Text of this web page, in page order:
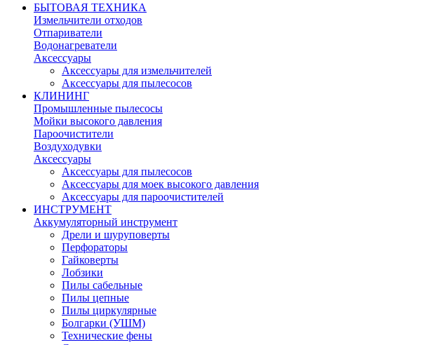
БЫТОВАЯ ТЕХНИКА
Измельчители отходов
Отпариватели
Водонагреватели
Аксессуары
Аксессуары для измельчителей
Аксессуары для пылесосов
КЛИНИНГ
Промышленные пылесосы
Мойки высокого давления
Пароочистители
Воздуходувки
Аксессуары
Аксессуары для пылесосов
Аксессуары для моек высокого давления
Аксессуары для пароочистителей
ИНСТРУМЕНТ
Аккумуляторный инструмент
Дрели и шуруповерты
Перфораторы
Гайковерты
Лобзики
Пилы сабельные
Пилы цепные
Пилы циркулярные
Болгарки (УШМ)
Технические фены